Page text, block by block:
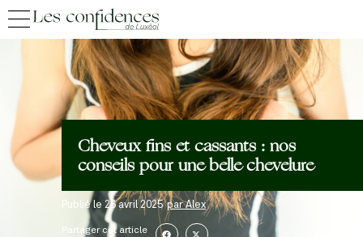
Cheveux fins et cassants : nos
conseils pour une belle chevelure
Publié le26 avril 2025 parAlex
Partager cet article